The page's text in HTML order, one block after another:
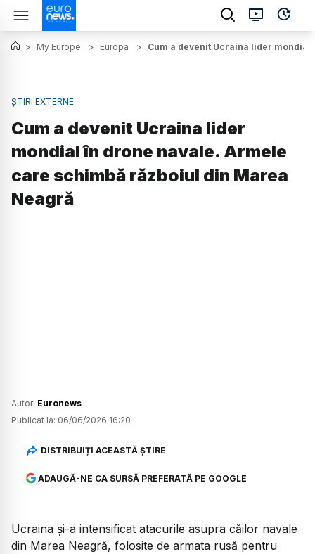
> My Europe > Europa > Cum a devenit Ucraina lider
ȘTIRI EXTERNE
Cum a devenit Ucraina lider
mondial în drone navale. Armele
care schimbă războiul din Marea
Neagră
Autor: Euronews
Publicat la: 06/06/2026 16:20
DISTRIBUIȚI ACEASTĂ ȘTIRE
ADAUGĂ-NE CA SURSĂ PREFERATĂ PE GOOGLE
Ucraina și-a intensificat atacurile asupra căilor navale
din Marea Neagră, folosite de armata rusă pentru